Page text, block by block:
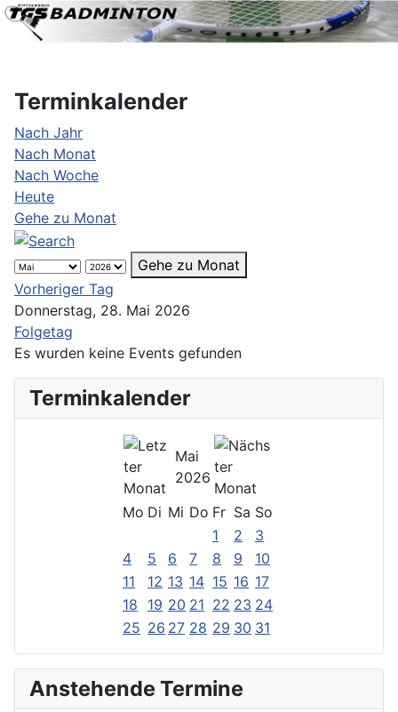
Terminkalender
Nach Jahr
Nach Monat
Nach Woche
Heute
Gehe zu Monat
Gehe zu Monat
Vorheriger Tag
Donnerstag, 28. Mai 2026
Folgetag
Es wurden keine Events gefunden
Terminkalender
Mai
2026
Mo Di Mi Do Fr Sa So
1
2
3
4
5 6 7 8 9
10
11
12 13 14 15 16 17
18
19 20 21 22 23 24
25 26 27 28 29 30 31
Anstehende Termine